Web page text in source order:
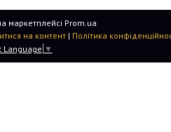
маркетплейсі Prom.ua
на контент | Політика
Language ▼